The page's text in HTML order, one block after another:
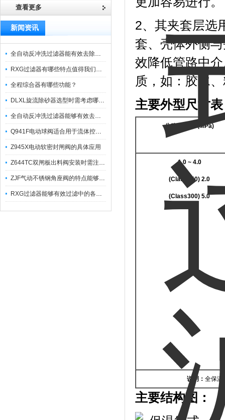
查看更多
新闻资讯
全自动反冲洗过滤器能有效去除过滤介质上的杂质
RXG过滤器有哪些特点值得我们选择？
全程综合器有哪些功能？
DLXL旋流除砂器选型时需考虑哪些因素？
全自动反冲洗过滤器能够有效去除不同粒径的固体杂
Q941F电动球阀适合用于流体控制需要迅速反应的场合
Z945X电动软密封闸阀的具体应用
Z644TC双闸板出料阀安装时需注意哪些事项？
ZJF气动不锈钢角座阀的特点能够稳定地控制介质流量
RXG过滤器能够有效过滤中的各种杂质
2、其夹套层选
套、壳体外侧
效降低管路中
质，如：胶水
主要外型尺寸
公称压力PN(MPa)
1.0 ~ 4.0
(Class150) 2.0
(Class300) 5.0
说明： 全保温
主要结构图：